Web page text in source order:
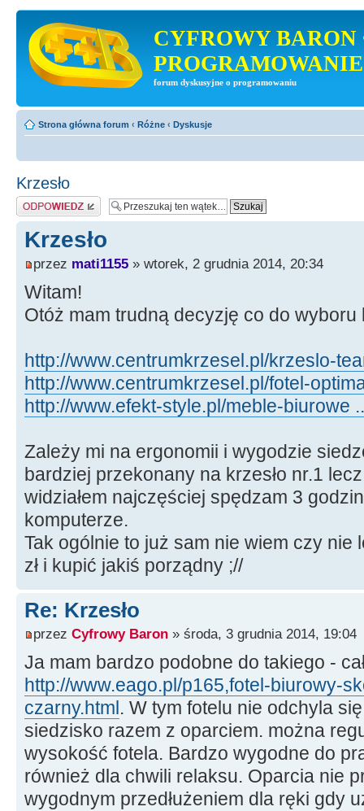
CYFROWY BARON
PROGRAMOWANIE
forum dyskusyjne o programowaniu
Strona główna forum ‹ Różne ‹ Dyskusje
Krzesło
Odpowiedz
Krzesło
przez mati1155 » wtorek, 2 grudnia 2014, 20:34
Witam!
Otóż mam trudną decyzję co do wyboru
http://www.centrumkrzesel.pl/krzeslo-
http://www.centrumkrzesel.pl/fotel-
http://www.efekt-style.pl/meble-biurowe
Zależy mi na ergonomii i wygodzie
bardziej przekonany na krzesło nr.1
widziałem najczęściej spędzam 3
komputerze.
Tak ogólnie to już sam nie wiem czy nie
zł i kupić jakiś porządny ;//
Re: Krzesło
przez Cyfrowy Baron » środa, 3 grudnia 2014, 19:04
Ja mam bardzo podobne do takiego -
http://www.eago.pl/p165,fotel-biurowy-
czarny.html. W tym fotelu nie odchyla
siedzisko razem z oparciem. można
wysokość fotela. Bardzo wygodne do
również dla chwili relaksu. Oparcia nie
wygodnym przedłużeniem dla ręki gdy